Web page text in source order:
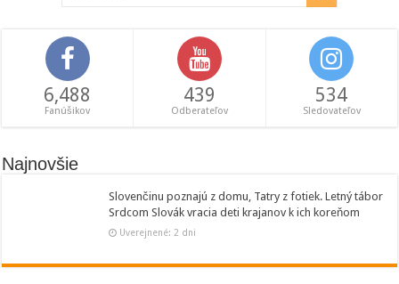
6,488
Fanúšikov
439
Odberateľov
534
Sledovateľov
Najnovšie
Slovenčinu poznajú z domu, Tatry z fotiek. Letný tábor
Srdcom Slovák vracia deti krajanov k ich koreňom
Uverejnené: 2 dni